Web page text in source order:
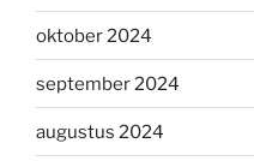
oktober 2024
september 2024
augustus 2024